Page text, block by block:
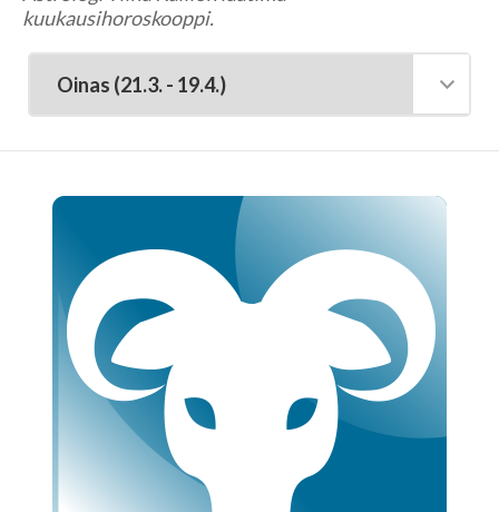
Enkelikorttitulkitsijat
Meediot ja shamaanit
Kaukoparantajat
Numerologit
Tajunnanvirta -palvelu
kuukausihoroskooppi.